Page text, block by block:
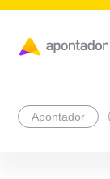
Apontador